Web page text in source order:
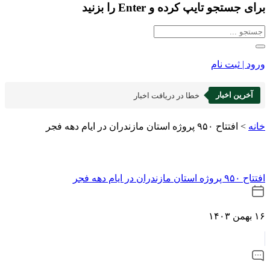
برای جستجو تایپ کرده و Enter را بزنید
ورود | ثبت نام
آخرین اخبار خطا در دریافت اخبار
خانه > افتتاح ۹۵۰ پروژه ‌استان مازندران در ایام دهه فجر
افتتاح ۹۵۰ پروژه ‌استان مازندران در ایام دهه فجر
۱۶ بهمن ۱۴۰۳